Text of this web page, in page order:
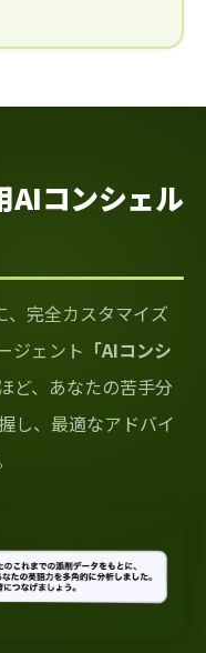
AIコンシェル
、完全カスタマイズ
ジェント 「AIコンシ
ど、あなたの苦手分
し、最適なアドバイ